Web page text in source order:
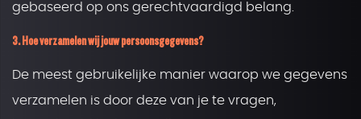
gebaseerd op ons gerechtvaardigd belang.
3. Hoe verzamelen wij jouw persoonsgegevens?
De meest gebruikelijke manier waarop we gegevens
verzamelen is door deze van je te vragen,